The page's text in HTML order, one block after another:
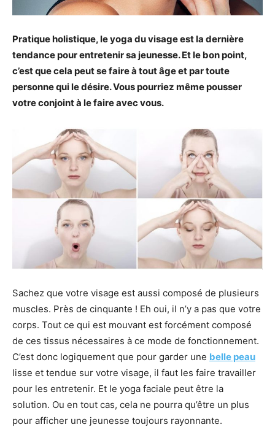
Pratique holistique, le yoga du visage est la dernière
tendance pour entretenir sa jeunesse. Et le bon point,
c’est que cela peut se faire à tout âge et par toute
personne qui le désire. Vous pourriez même pousser
votre conjoint à le faire avec vous.
Sachez que votre visage est aussi composé de plusieurs
muscles. Près de cinquante ! Eh oui, il n’y a pas que votre
corps. Tout ce qui est mouvant est forcément composé
de ces tissus nécessaires à ce mode de fonctionnement.
C’est donc logiquement que pour garder une belle peau
lisse et tendue sur votre visage, il faut les faire travailler
pour les entretenir. Et le yoga faciale peut être la
solution. Ou en tout cas, cela ne pourra qu’être un plus
pour afficher une jeunesse toujours rayonnante.